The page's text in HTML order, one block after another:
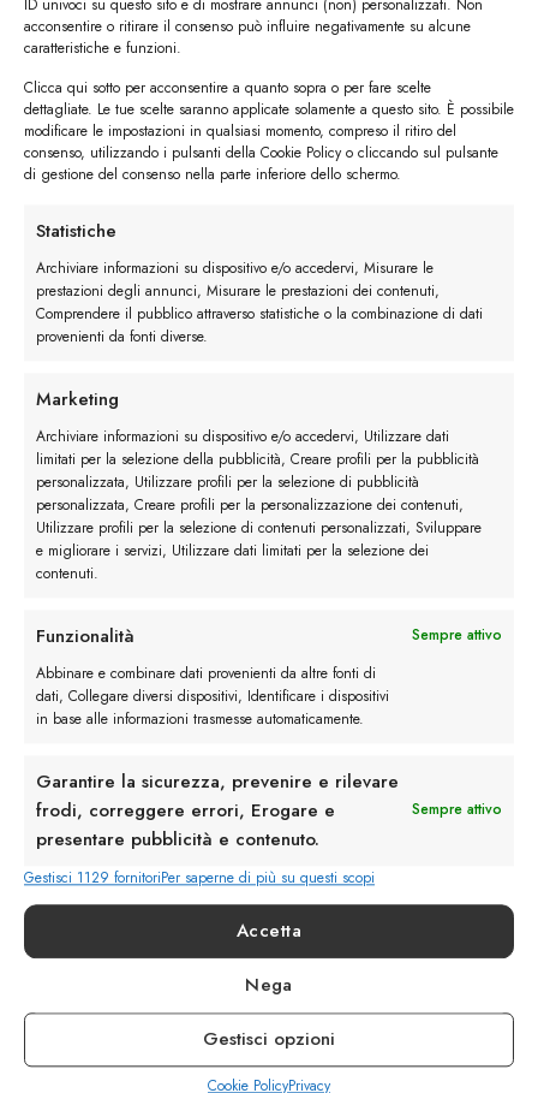
ID univoci su questo sito e di mostrare annunci (non) personalizzati. Non
acconsentire o ritirare il consenso può influire negativamente su alcune
caratteristiche e funzioni.
Clicca qui sotto per acconsentire a quanto sopra o per fare scelte
dettagliate. Le tue scelte saranno applicate solamente a questo sito. È possibile
modificare le impostazioni in qualsiasi momento, compreso il ritiro del
consenso, utilizzando i pulsanti della Cookie Policy o cliccando sul pulsante
di gestione del consenso nella parte inferiore dello schermo.
Statistiche
Archiviare informazioni su dispositivo e/o accedervi, Misurare le
prestazioni degli annunci, Misurare le prestazioni dei contenuti,
Comprendere il pubblico attraverso statistiche o la combinazione di dati
provenienti da fonti diverse.
Marketing
Archiviare informazioni su dispositivo e/o accedervi, Utilizzare dati
limitati per la selezione della pubblicità, Creare profili per la pubblicità
personalizzata, Utilizzare profili per la selezione di pubblicità
personalizzata, Creare profili per la personalizzazione dei contenuti,
Utilizzare profili per la selezione di contenuti personalizzati, Sviluppare
e migliorare i servizi, Utilizzare dati limitati per la selezione dei
contenuti.
Funzionalità
Sempre attivo
Abbinare e combinare dati provenienti da altre fonti di
dati, Collegare diversi dispositivi, Identificare i dispositivi
in base alle informazioni trasmesse automaticamente.
Garantire la sicurezza, prevenire e rilevare
frodi, correggere errori, Erogare e
presentare pubblicità e contenuto.
Sempre attivo
Gestisci 1129 fornitoriPer saperne di più su questi scopi
Accetta
Nega
Gestisci opzioni
Cookie PolicyPrivacy
Maggiori dettagli
Rimani in contatto con noi
Servizio Clienti
info@calzaturebelfiore.com
+39 02 468042
MI 20145 • Milano
Via Belfiore 9
Termini e Condizioni
Resi e Rimborsi
Spedizioni